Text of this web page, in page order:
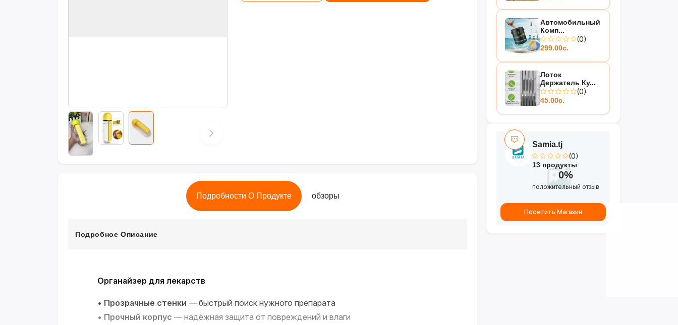
Подробности О Продукте обзоры
Подробное Описание
Органайзер для лекарств
• Прозрачные стенки — быстрый поиск нужного препарата
• Прочный корпус — надёжная защита от повреждений и влаги
Автомобильный
Комп...
(0)
299.00с.
Лоток
Держатель Ку...
(0)
45.00с.
Samia.tj
(0)
13 продукты
0%
положительный отзыв
Посетить Магазин